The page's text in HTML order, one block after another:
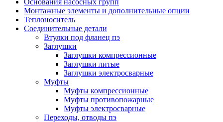
Основания насосных групп
Монтажные элементы и дополнительные опции
Теплоноситель
Соединительные детали
Втулки под фланец пэ
Заглушки
Заглушки компрессионные
Заглушки литые
Заглушки электросварные
Муфты
Муфты компрессионные
Муфты противопожарные
Муфты электросварные
Переходы, отводы пэ